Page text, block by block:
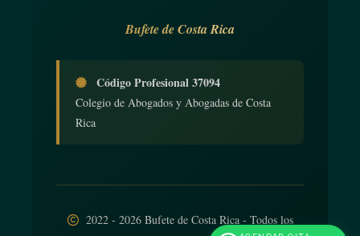
Bufete de Costa Rica
Código Profesional 37094
Colegio de Abogados y Abogadas de Costa
Rica
2022 - 2026 Bufete de Costa Rica - Todos los